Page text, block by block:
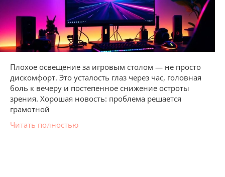
Плохое освещение за игровым столом — не просто
дискомфорт. Это усталость глаз через час, головная
боль к вечеру и постепенное снижение остроты
зрения. Хорошая новость: проблема решается
грамотной
Читать полностью